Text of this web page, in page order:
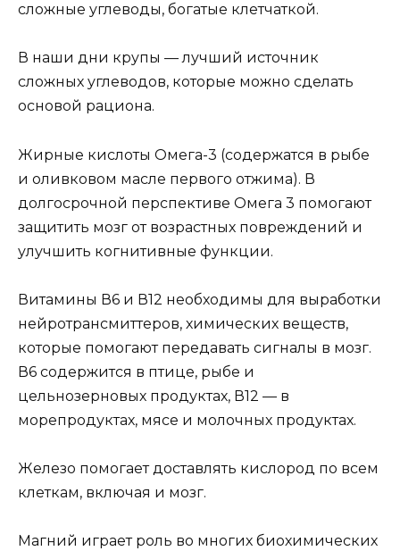
сложные углеводы, богатые клетчаткой.
В наши дни крупы — лучший источник
сложных углеводов, которые можно сделать
основой рациона.
Жирные кислоты Омега-3 (содержатся в рыбе
и оливковом масле первого отжима). В
долгосрочной перспективе Омега 3 помогают
защитить мозг от возрастных повреждений и
улучшить когнитивные функции.
Витамины В6 и В12 необходимы для выработки
нейротрансмиттеров, химических веществ,
которые помогают передавать сигналы в мозг.
В6 содержится в птице, рыбе и
цельнозерновых продуктах, В12 — в
морепродуктах, мясе и молочных продуктах.
Железо помогает доставлять кислород по всем
клеткам, включая и мозг.
Магний играет роль во многих биохимических